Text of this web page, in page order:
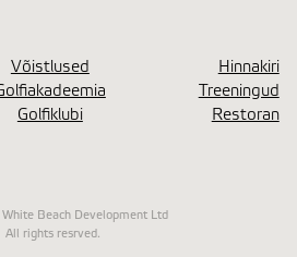
Võistlused
Hinnakiri
Treeningud
Golfiklubi
Restoran
Beach Development Ltd
All rights resrved.